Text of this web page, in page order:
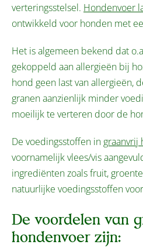
verteringsstelsel. Hondenvoer
ontwikkeld voor honden met
Het is algemeen bekend dat
gekoppeld aan allergieën bij
hond geen last van allergieën,
granen aanzienlijk minder
moeilijk te verteren door de
De voedingsstoffen in graanvrij
voornamelijk vlees/vis
ingrediënten zoals fruit,
natuurlijke voedingsstoffen
De voordelen van
hondenvoer zijn: